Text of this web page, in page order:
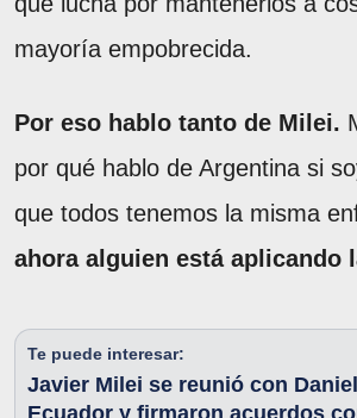
mayoría empobrecida.
Por eso hablo tanto de Milei.
por qué hablo de Argentina si
que todos tenemos la misma
ahora alguien está aplicando
Te puede interesar:
Javier Milei se reunió con